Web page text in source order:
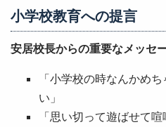
小学校教育への提言
安居校長からの重要なメッセ
「小学校の時なんかめ
い」
「思い切って遊ばせて